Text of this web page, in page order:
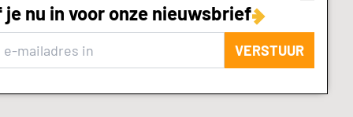
nu in voor onze nieuwsbrief
VERSTUUR